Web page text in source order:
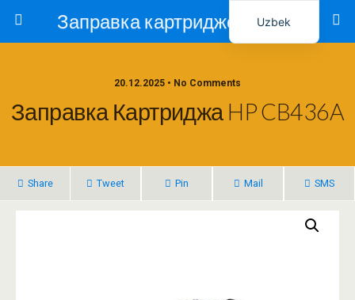
Заправка картриджей в Ташкенте – Тонер-Ресурс
20.12.2025 • No Comments
Заправка Картриджа HP CB436A
Share Tweet Pin Mail SMS
Uzbek
Russian